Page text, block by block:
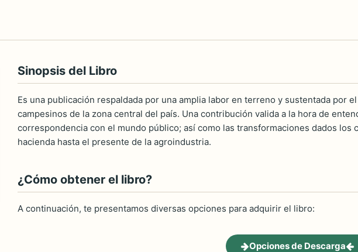
Sinopsis del Libro
Es una publicación respaldada por una amplia labor en terreno y sustentada por
campesinos de la zona central del país. Una contribución valida a la hora de
correspondencia con el mundo público; así como las transformaciones dados los
hacienda hasta el presente de la agroindustria.
¿Cómo obtener el libro?
A continuación, te presentamos diversas opciones para adquirir el libro:
Opciones de Descarga